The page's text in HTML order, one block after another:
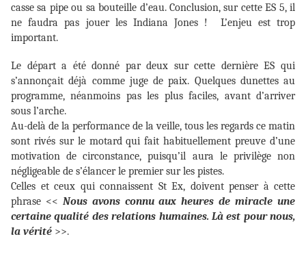
casse sa pipe ou sa bouteille d’eau. Conclusion, sur cette ES 5, il
ne faudra pas jouer les Indiana Jones ! L’enjeu est trop
important.
Le départ a été donné par deux sur cette dernière ES qui
s’annonçait déjà comme juge de paix. Quelques dunettes au
programme, néanmoins pas les plus faciles, avant d’arriver
sous l’arche.
Au-delà de la performance de la veille, tous les regards ce matin
sont rivés sur le motard qui fait habituellement preuve d’une
motivation de circonstance, puisqu’il aura le privilège non
négligeable de s’élancer le premier sur les pistes.
Celles et ceux qui connaissent St Ex, doivent penser à cette
phrase << Nous avons connu aux heures de miracle une
certaine qualité des relations humaines. Là est pour nous,
la vérité >>.